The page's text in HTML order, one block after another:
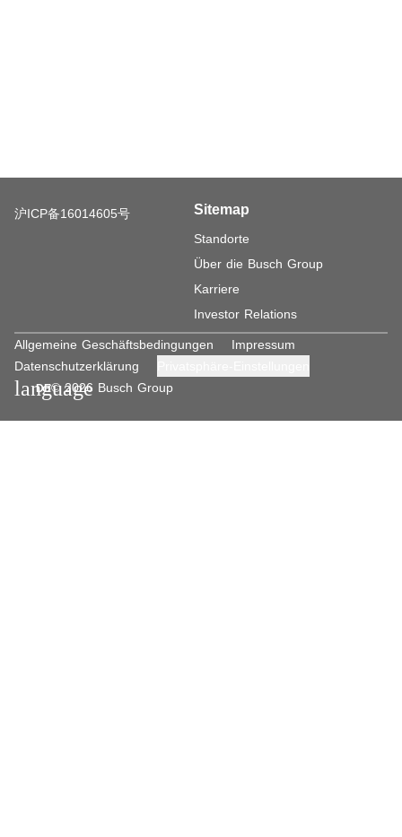
沪ICP备16014605号 Sitemap
Standorte
Über die Busch Group
Karriere
Investor Relations
Allgemeine Geschäftsbedingungen
Impressum
Datenschutzerklärung
DE
language
© 2026 Busch Group